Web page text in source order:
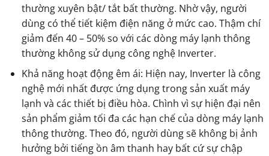
thường xuyên bật/ tắt bất thường. Nhờ vậy, người
dùng có thể tiết kiệm điện năng ở mức cao. Thậm chí
giảm đến 40 – 50% so với các dòng máy lạnh thông
thường không sử dụng công nghệ Inverter.
Khả năng hoạt động êm ái: Hiện nay, Inverter là công
nghệ mới nhất được ứng dụng trong sản xuất máy
lạnh và các thiết bị điều hòa. Chình vì sự hiện đại nên
sản phẩm giảm tối đa các hạn chế của dòng máy lạnh
thông thường. Theo đó, người dùng sẽ không bị ảnh
hưởng bởi tiếng ồn âm thanh hay bất cứ sự chập